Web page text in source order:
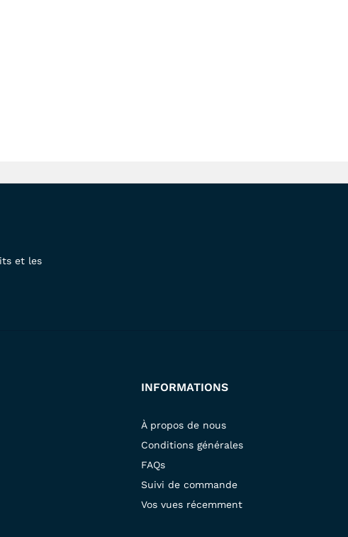
et les
INFORMATIONS
À propos de nous
Conditions générales
FAQs
Suivi de commande
Vos vues récemment